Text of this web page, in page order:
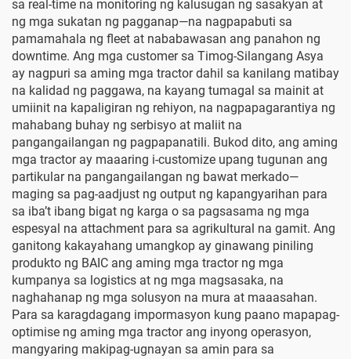
sa real-time na monitoring ng kalusugan ng sasakyan at
ng mga sukatan ng pagganap—na nagpapabuti sa
pamamahala ng fleet at nababawasan ang panahon ng
downtime. Ang mga customer sa Timog-Silangang Asya
ay nagpuri sa aming mga tractor dahil sa kanilang matibay
na kalidad ng paggawa, na kayang tumagal sa mainit at
umiinit na kapaligiran ng rehiyon, na nagpapagarantiya ng
mahabang buhay ng serbisyo at maliit na
pangangailangan ng pagpapanatili. Bukod dito, ang aming
mga tractor ay maaaring i-customize upang tugunan ang
partikular na pangangailangan ng bawat merkado—
maging sa pag-aadjust ng output ng kapangyarihan para
sa iba’t ibang bigat ng karga o sa pagsasama ng mga
espesyal na attachment para sa agrikultural na gamit. Ang
ganitong kakayahang umangkop ay ginawang piniling
produkto ng BAIC ang aming mga tractor ng mga
kumpanya sa logistics at ng mga magsasaka, na
naghahanap ng mga solusyon na mura at maaasahan.
Para sa karagdagang impormasyon kung paano mapapag-
optimise ng aming mga tractor ang inyong operasyon,
mangyaring makipag-ugnayan sa amin para sa